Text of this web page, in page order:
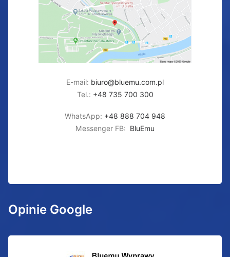
E-mail: biuro@bluemu.com.pl
Tel.: +48 735 700 300
WhatsApp: +48 888 704 948
Messenger FB: BluEmu
Opinie Google